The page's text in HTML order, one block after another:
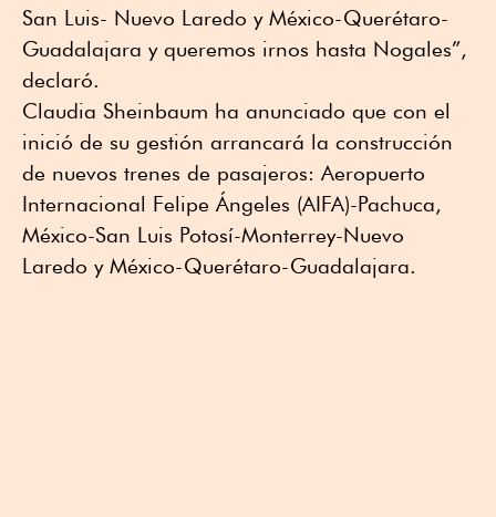
San Luis- Nuevo Laredo y México-Querétaro-
Guadalajara y queremos irnos hasta Nogales”,
declaró.
Claudia Sheinbaum ha anunciado que con el
inició de su gestión arrancará la construcción
de nuevos trenes de pasajeros: Aeropuerto
Internacional Felipe Ángeles (AIFA)-Pachuca,
México-San Luis Potosí-Monterrey-Nuevo
Laredo y México-Querétaro-Guadalajara.